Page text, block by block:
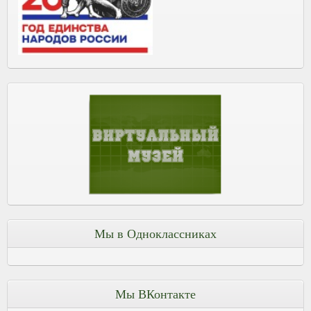
Мы в Одноклассниках
Мы ВКонтакте